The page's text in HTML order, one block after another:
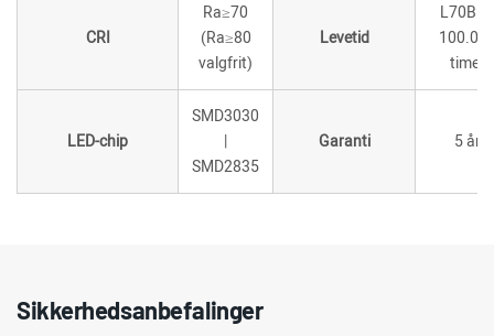
CRI
Ra≥70
(Ra≥80
valgfrit)
Levetid
L70B10
timer
LED-chip
SMD3030
|
SMD2835
Garanti 5 år
Sikkerhedsanbefalinger